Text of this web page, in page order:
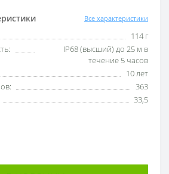
Все характеристики
114 г
IP68 (высший) до 25 м в
течение 5 часов
10 лет
363
33,5